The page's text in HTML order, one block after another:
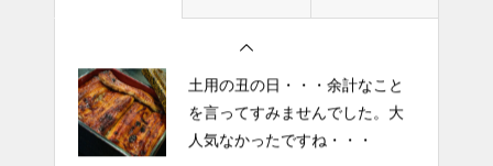
半年ぶりの投稿です・・・さぼ
り癖がついてしまって・・・恥